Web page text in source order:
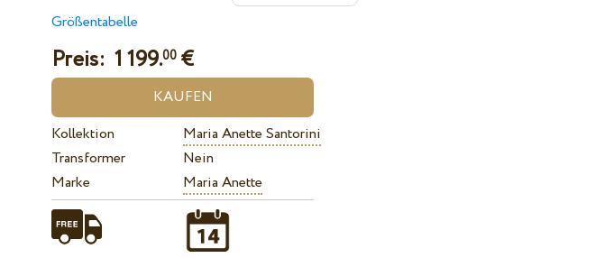
Größentabelle
Preis:1 199.00 €
Kollektion
Maria Anette Santorini
Transformer
Nein
Marke
Maria Anette